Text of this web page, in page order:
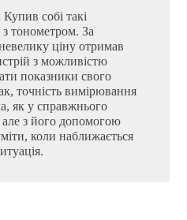
Купив собі такі
тонометром. За
ціну отримав
з можливістю
показники свого
точність вимірювання
як у справжнього
але з його допомогою
коли наближається